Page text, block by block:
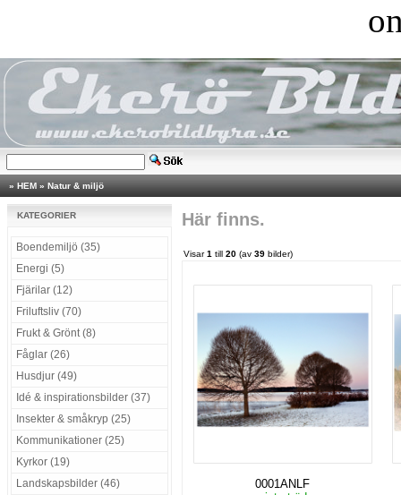
» HEM » Natur & miljö
KATEGORIER
Boendemiljö (35)
Energi (5)
Fjärilar (12)
Friluftsliv (70)
Frukt & Grönt (8)
Fåglar (26)
Husdjur (49)
Idé & inspirationsbilder (37)
Insekter & småkryp (25)
Kommunikationer (25)
Kyrkor (19)
Landskapsbilder (46)
Här finns.
Visar1 till 20 (av 39 bilder)
0001ANLF